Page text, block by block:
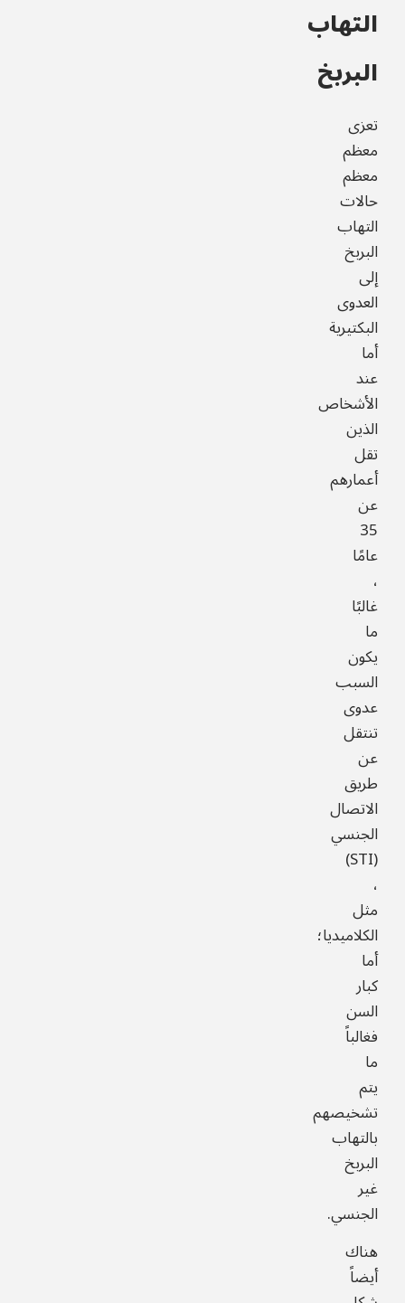
التهاب
البربخ
تعزى
معظم
معظم
حالات
التهاب
البربخ
إلى
العدوى
البكتيرية
أما
عند
الأشخاص
الذين
تقل
أعمارهم
عن
35
عامًا
،
غالبًا
ما
يكون
السبب
عدوى
تنتقل
عن
طريق
الاتصال
الجنسي
(STI)
،
مثل
الكلاميديا؛
أما
كبار
السن
فغالباً
ما
يتم
تشخيصهم
بالتهاب
البربخ
غير
الجنسي.
هناك
أيضاً